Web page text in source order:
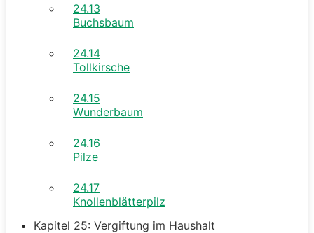
24.13
Buchsbaum
24.14
Tollkirsche
24.15
Wunderbaum
24.16
Pilze
24.17
Knollenblätterpilz
Kapitel 25: Vergiftung im Haushalt